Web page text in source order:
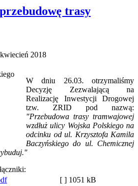
trasy
2018
W dniu 26.03. otrzymaliśmy
Decyzję Zezwalającą na
Realizację Inwestycji Drogowej
tzw. ZRID pod nazwą:
"Przebudowa trasy tramwajowej
wzdłuż ulicy Wojska Polskiego na
odcinku od ul. Krzysztofa Kamila
Baczyńskiego do ul. Chemicznej
[ ] 1051 kB